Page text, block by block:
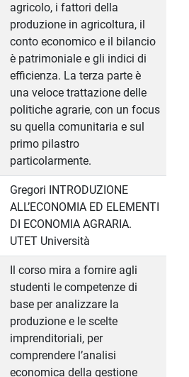
agricolo, i fattori della
produzione in agricoltura, il
conto economico e il bilancio
è patrimoniale e gli indici di
efficienza. La terza parte è
una veloce trattazione delle
politiche agrarie, con un focus
su quella comunitaria e sul
primo pilastro
particolarmente.
Gregori INTRODUZIONE
ALL’ECONOMIA ED ELEMENTI
DI ECONOMIA AGRARIA.
UTET Università
Il corso mira a fornire agli
studenti le competenze di
base per analizzare la
produzione e le scelte
imprenditoriali, per
comprendere l’analisi
economica della gestione